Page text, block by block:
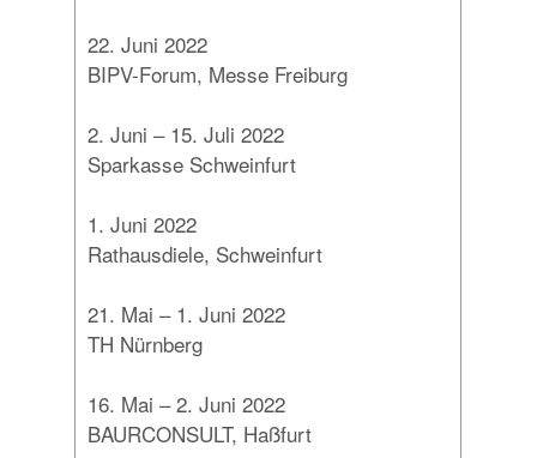
22. Juni 2022
BIPV-Forum, Messe Freiburg
2. Juni – 15. Juli 2022
Sparkasse Schweinfurt
1. Juni 2022
Rathausdiele, Schweinfurt
21. Mai – 1. Juni 2022
TH Nürnberg
16. Mai – 2. Juni 2022
BAURCONSULT, Haßfurt